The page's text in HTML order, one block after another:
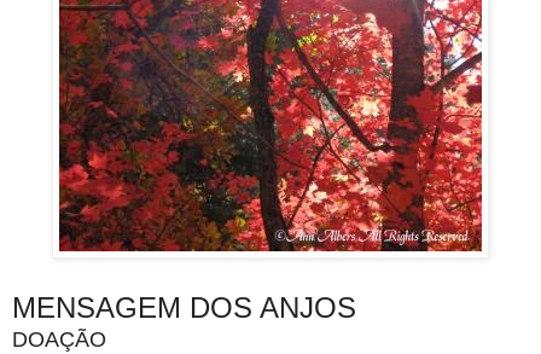
MENSAGEM DOS ANJOS
DOAÇÃO